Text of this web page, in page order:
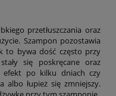
przetłuszczania oraz
Szampon pozostawia
to bywa dość często przy
się poskręcane oraz
efekt po kilku dniach czy
albo łupież się zmniejszy.